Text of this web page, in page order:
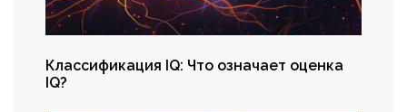
Классификация IQ: Что означает оценка
IQ?